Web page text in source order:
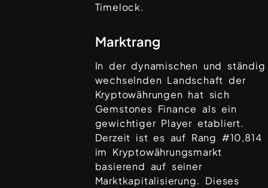
Timelock.
Marktrang
In der dynamischen und ständig
wechselnden Landschaft der
Kryptowährungen hat sich
Gemstones Finance als ein
gewichtiger Player etabliert.
Derzeit ist es auf Rang #10,814
im Kryptowährungsmarkt
basierend auf seiner
Marktkapitalisierung. Dieses